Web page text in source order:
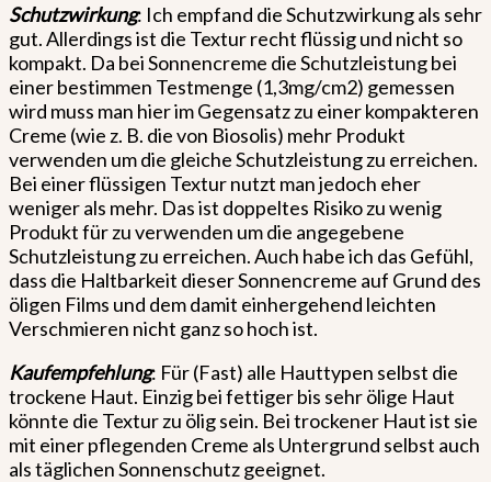
Schutzwirkung: Ich empfand die Schutzwirkung als sehr
gut. Allerdings ist die Textur recht flüssig und nicht so
kompakt. Da bei Sonnencreme die Schutzleistung bei
einer bestimmen Testmenge (1,3mg/cm2) gemessen
wird muss man hier im Gegensatz zu einer kompakteren
Creme (wie z. B. die von Biosolis) mehr Produkt
verwenden um die gleiche Schutzleistung zu erreichen.
Bei einer flüssigen Textur nutzt man jedoch eher
weniger als mehr. Das ist doppeltes Risiko zu wenig
Produkt für zu verwenden um die angegebene
Schutzleistung zu erreichen. Auch habe ich das Gefühl,
dass die Haltbarkeit dieser Sonnencreme auf Grund des
öligen Films und dem damit einhergehend leichten
Verschmieren nicht ganz so hoch ist.
Kaufempfehlung: Für (Fast) alle Hauttypen selbst die
trockene Haut. Einzig bei fettiger bis sehr ölige Haut
könnte die Textur zu ölig sein. Bei trockener Haut ist sie
mit einer pflegenden Creme als Untergrund selbst auch
als täglichen Sonnenschutz geeignet.